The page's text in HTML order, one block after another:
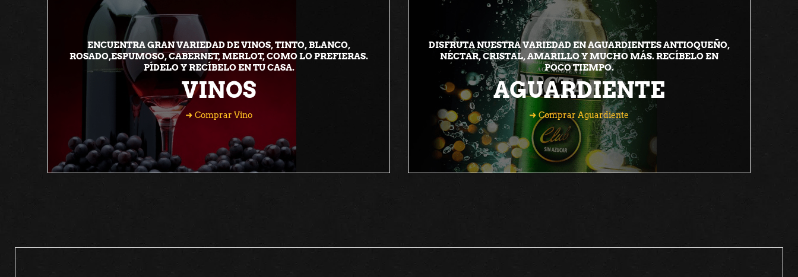
ENCUENTRA GRAN VARIEDAD DE VINOS, TINTO, BLANCO,
ROSADO,ESPUMOSO, CABERNET, MERLOT, COMO LO PREFIERAS.
PÍDELO Y RECÍBELO EN TU CASA.
VINOS
Comprar Vino
Comprar Vino
DISFRUTA NUESTRA VARIEDAD EN AGUARDIENTES ANTIOQUEÑO,
NÉCTAR, CRISTAL, AMARILLO Y MUCHO MÁS. RECÍBELO EN
POCO TIEMPO.
AGUARDIENTE
Comprar Aguardiente
Comprar Aguardiente